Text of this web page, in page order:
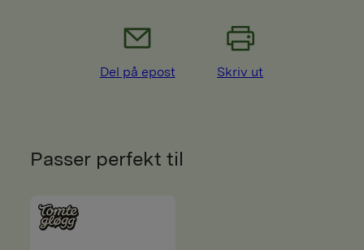
Del på epost Skriv ut
Passer perfekt til